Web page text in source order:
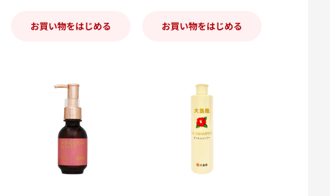
お買い物をはじめる お買い物をはじめる